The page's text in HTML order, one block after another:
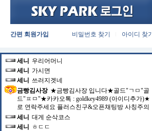
간편 회원가입 아이디 찾기
비밀번호 찾기
데게 ㄷㄷ
세니 대게 ㄷㄷ
정근 ㄷㄷㄷㄷㄷㄷㄷㄷㄷ
세니
우리어머니
세니
가시면
세니
쓰러지겟네
금빵김사장 ★금빵김사장 입니다★골드"ㄱㅁ"골
드"ㅍㅁ"★카카오톡 : goldkey4989 (아이디추가)★
로 연락주세요 플러스친구&오픈채팅방 사칭주의
세니 대게 순삭코스
세니
ㅎㄷㄷ